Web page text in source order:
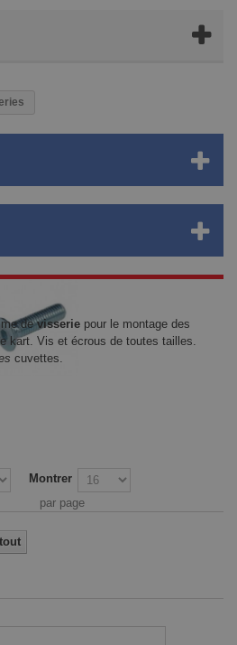
devisserie pour le montage des
kart. Vis et écrous de toutes tailles.
cuvettes.
Montrer
par page